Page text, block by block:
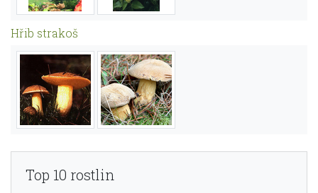
Hřib strakoš
Top 10 rostlin